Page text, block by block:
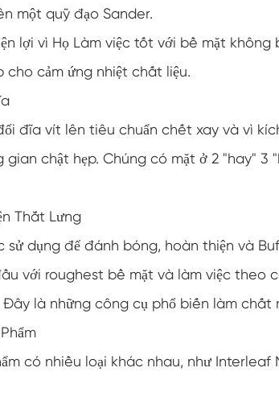
một quỹ đạo Sander.
lợi vì Họ Làm việc tốt với bề mặt
cho cảm ứng nhiệt chất liệu.
đĩa vít lên tiêu chuẩn chết xay và vì
gian chật hẹp. Chúng có mặt ở 2 "hay"
Thắt Lưng
dụng để đánh bóng, hoàn thiện và
với roughest bề mặt và làm việc theo
là những công cụ phổ biến làm chất
có nhiều loại khác nhau, như